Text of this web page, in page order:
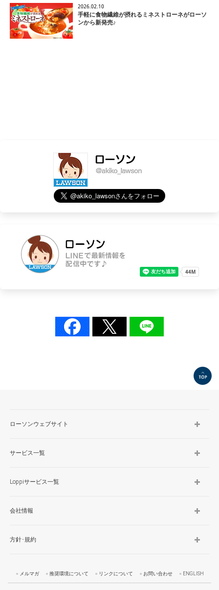
2026.02.10
手軽に食物繊維が摂れるミネストローネがローソ
ンから新発売♪
ローソンウェブサイト
サービス一覧
Loppiサービス一覧
会社情報
方針･規約
メルマガ 推奨環境について リンクについて お問い合わせ ENGLISH